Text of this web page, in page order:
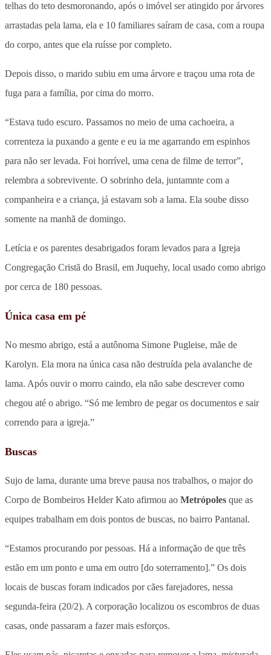
telhas do teto desmoronando, após o imóvel ser atingido por árvores
arrastadas pela lama, ela e 10 familiares saíram de casa, com a roupa
do corpo, antes que ela ruísse por completo.
Depois disso, o marido subiu em uma árvore e traçou uma rota de
fuga para a família, por cima do morro.
“Estava tudo escuro. Passamos no meio de uma cachoeira, a
correnteza ia puxando a gente e eu ia me agarrando em espinhos
para não ser levada. Foi horrível, uma cena de filme de terror”,
relembra a sobrevivente. O sobrinho dela, juntamnte com a
companheira e a criança, já estavam sob a lama. Ela soube disso
somente na manhã de domingo.
Letícia e os parentes desabrigados foram levados para a Igreja
Congregação Cristã do Brasil, em Juquehy, local usado como abrigo
por cerca de 180 pessoas.
Única casa em pé
No mesmo abrigo, está a autônoma Simone Pugleise, mãe de
Karolyn. Ela mora na única casa não destruída pela avalanche de
lama. Após ouvir o morro caindo, ela não sabe descrever como
chegou até o abrigo. “Só me lembro de pegar os documentos e sair
correndo para a igreja.”
Buscas
Sujo de lama, durante uma breve pausa nos trabalhos, o major do
Corpo de Bombeiros Helder Kato afirmou ao Metrópoles que as
equipes trabalham em dois pontos de buscas, no bairro Pantanal.
“Estamos procurando por pessoas. Há a informação de que três
estão em um ponto e uma em outro [do soterramento].” Os dois
locais de buscas foram indicados por cães farejadores, nessa
segunda-feira (20/2). A corporação localizou os escombros de duas
casas, onde passaram a fazer mais esforços.